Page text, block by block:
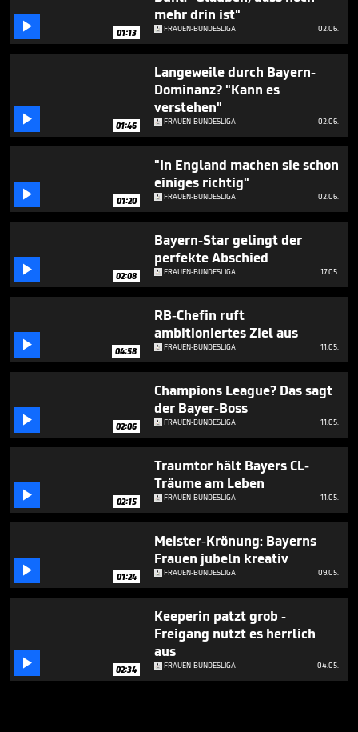
minute,
seconds
 01:13
mehr drin ist"
FRAUEN-BUNDESLIGA 02.06.
 01:46
Langeweile durch Bayern-
Dominanz? "Kann es
verstehen"
FRAUEN-BUNDESLIGA 02.06.
 01:20
"In England machen sie schon
einiges richtig"
FRAUEN-BUNDESLIGA 02.06.
 02:08
Bayern-Star gelingt der
perfekte Abschied
FRAUEN-BUNDESLIGA 17.05.
 04:58
RB-Chefin ruft
ambitioniertes Ziel aus
FRAUEN-BUNDESLIGA 11.05.
 02:06
Champions League? Das sagt
der Bayer-Boss
FRAUEN-BUNDESLIGA 11.05.
 02:15
Traumtor hält Bayers CL-
Träume am Leben
FRAUEN-BUNDESLIGA 11.05.
 01:24
Meister-Krönung: Bayerns
Frauen jubeln kreativ
FRAUEN-BUNDESLIGA 09.05.
 02:34
Keeperin patzt grob -
Freigang nutzt es herrlich
aus
FRAUEN-BUNDESLIGA 04.05.